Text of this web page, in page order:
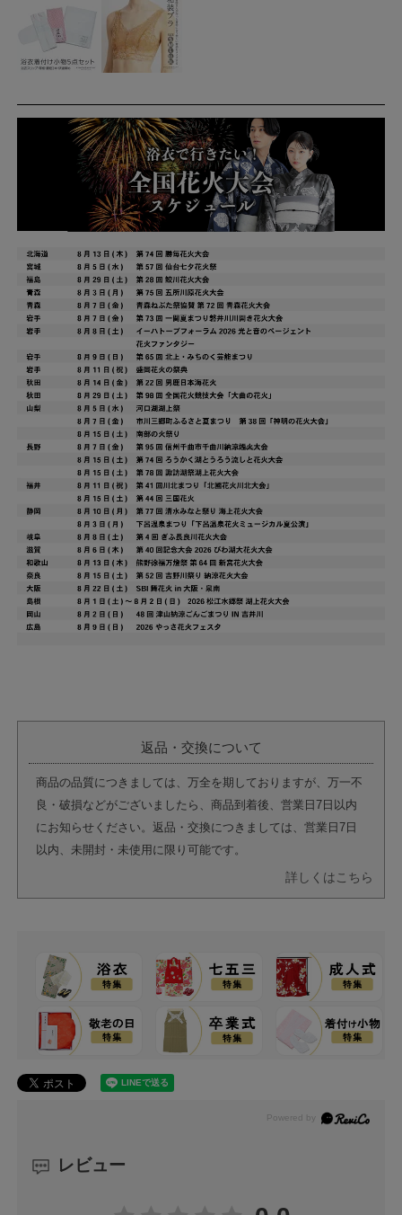
返品・交換について
商品の品質につきましては、万全を期しておりますが、万一不
良・破損などがございましたら、商品到着後、営業日7日以内
にお知らせください。返品・交換につきましては、営業日7日
以内、未開封・未使用に限り可能です。
詳しくはこちら
レビュー